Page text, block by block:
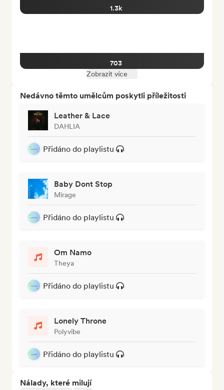
1.3k
703
Zobrazit více
Nedávno těmto umělcům poskytli příležitosti
Leather & Lace
DAHLIA
Přidáno do playlistu
Baby Dont Stop
Mirage
Přidáno do playlistu
Om Namo
Theya
Přidáno do playlistu
Lonely Throne
Polyvibe
Přidáno do playlistu
Nálady, které milují